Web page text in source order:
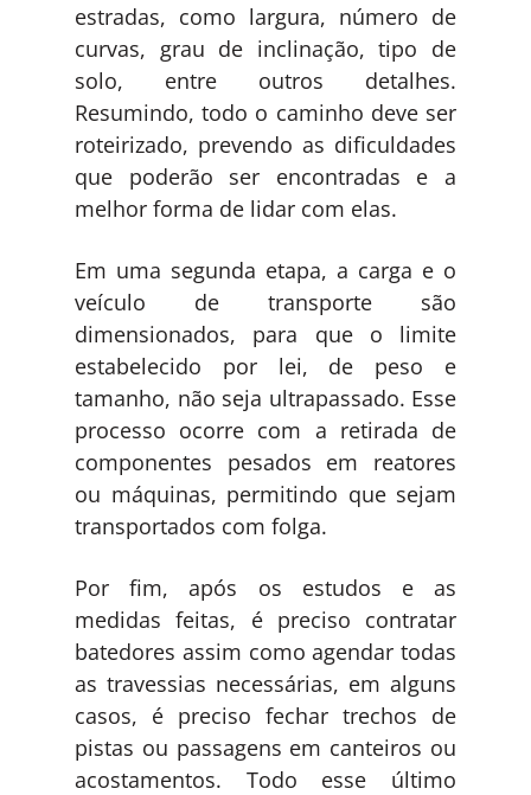
estradas, como largura, número de
curvas, grau de inclinação, tipo de
solo, entre outros detalhes.
Resumindo, todo o caminho deve ser
roteirizado, prevendo as dificuldades
que poderão ser encontradas e a
melhor forma de lidar com elas.
Em uma segunda etapa, a carga e o
veículo de transporte são
dimensionados, para que o limite
estabelecido por lei, de peso e
tamanho, não seja ultrapassado. Esse
processo ocorre com a retirada de
componentes pesados em reatores
ou máquinas, permitindo que sejam
transportados com folga.
Por fim, após os estudos e as
medidas feitas, é preciso contratar
batedores assim como agendar todas
as travessias necessárias, em alguns
casos, é preciso fechar trechos de
pistas ou passagens em canteiros ou
acostamentos. Todo esse último